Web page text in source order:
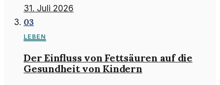
31. Juli 2026
03
LEBEN
Der Einfluss von Fettsäuren auf die
Gesundheit von Kindern